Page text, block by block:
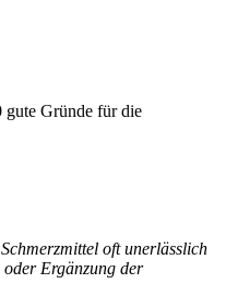
gute Gründe für die
oft unerlässlich
Ergänzung der